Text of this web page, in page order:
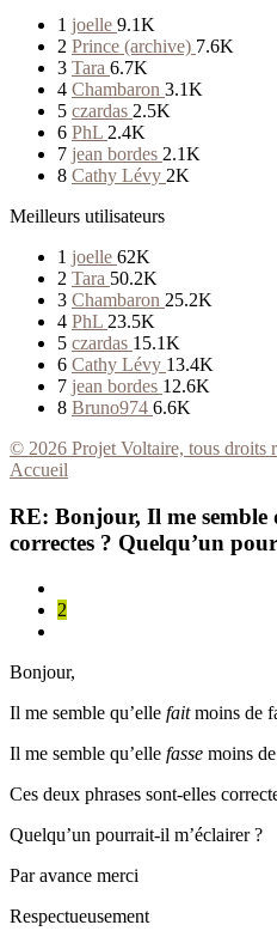
1 joelle 9.1K
2 Prince (archive) 7.6K
3 Tara 6.7K
4 Chambaron 3.1K
5 czardas 2.5K
6 PhL 2.4K
7 jean bordes 2.1K
8 Cathy Lévy 2K
Meilleurs utilisateurs
1 joelle 62K
2 Tara 50.2K
3 Chambaron 25.2K
4 PhL 23.5K
5 czardas 15.1K
6 Cathy Lévy 13.4K
7 jean bordes 12.6K
8 Bruno974 6.6K
© 2026 Projet Voltaire, tous droits
Accueil
RE: Bonjour, Il me semble
correctes ? Quelqu’un
2
Bonjour,
Il me semble qu’elle faitmoins de
Il me semble qu’elle fasse moins
Ces deux phrases sont-elles
Quelqu’un pourrait-il m’éclairer ?
Par avance merci
Respectueusement